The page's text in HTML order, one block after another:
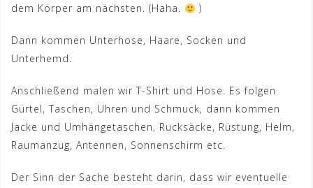
dem Körper am nächsten. (Haha.
)
Dann kommen Unterhose, Haare, Socken und
Unterhemd.
Anschließend malen wir T-Shirt und Hose. Es folgen
Gürtel, Taschen, Uhren und Schmuck, dann kommen
Jacke und Umhängetaschen, Rucksäcke, Rüstung, Helm,
Raumanzug, Antennen, Sonnenschirm etc.
Der Sinn der Sache besteht darin, dass wir eventuelle